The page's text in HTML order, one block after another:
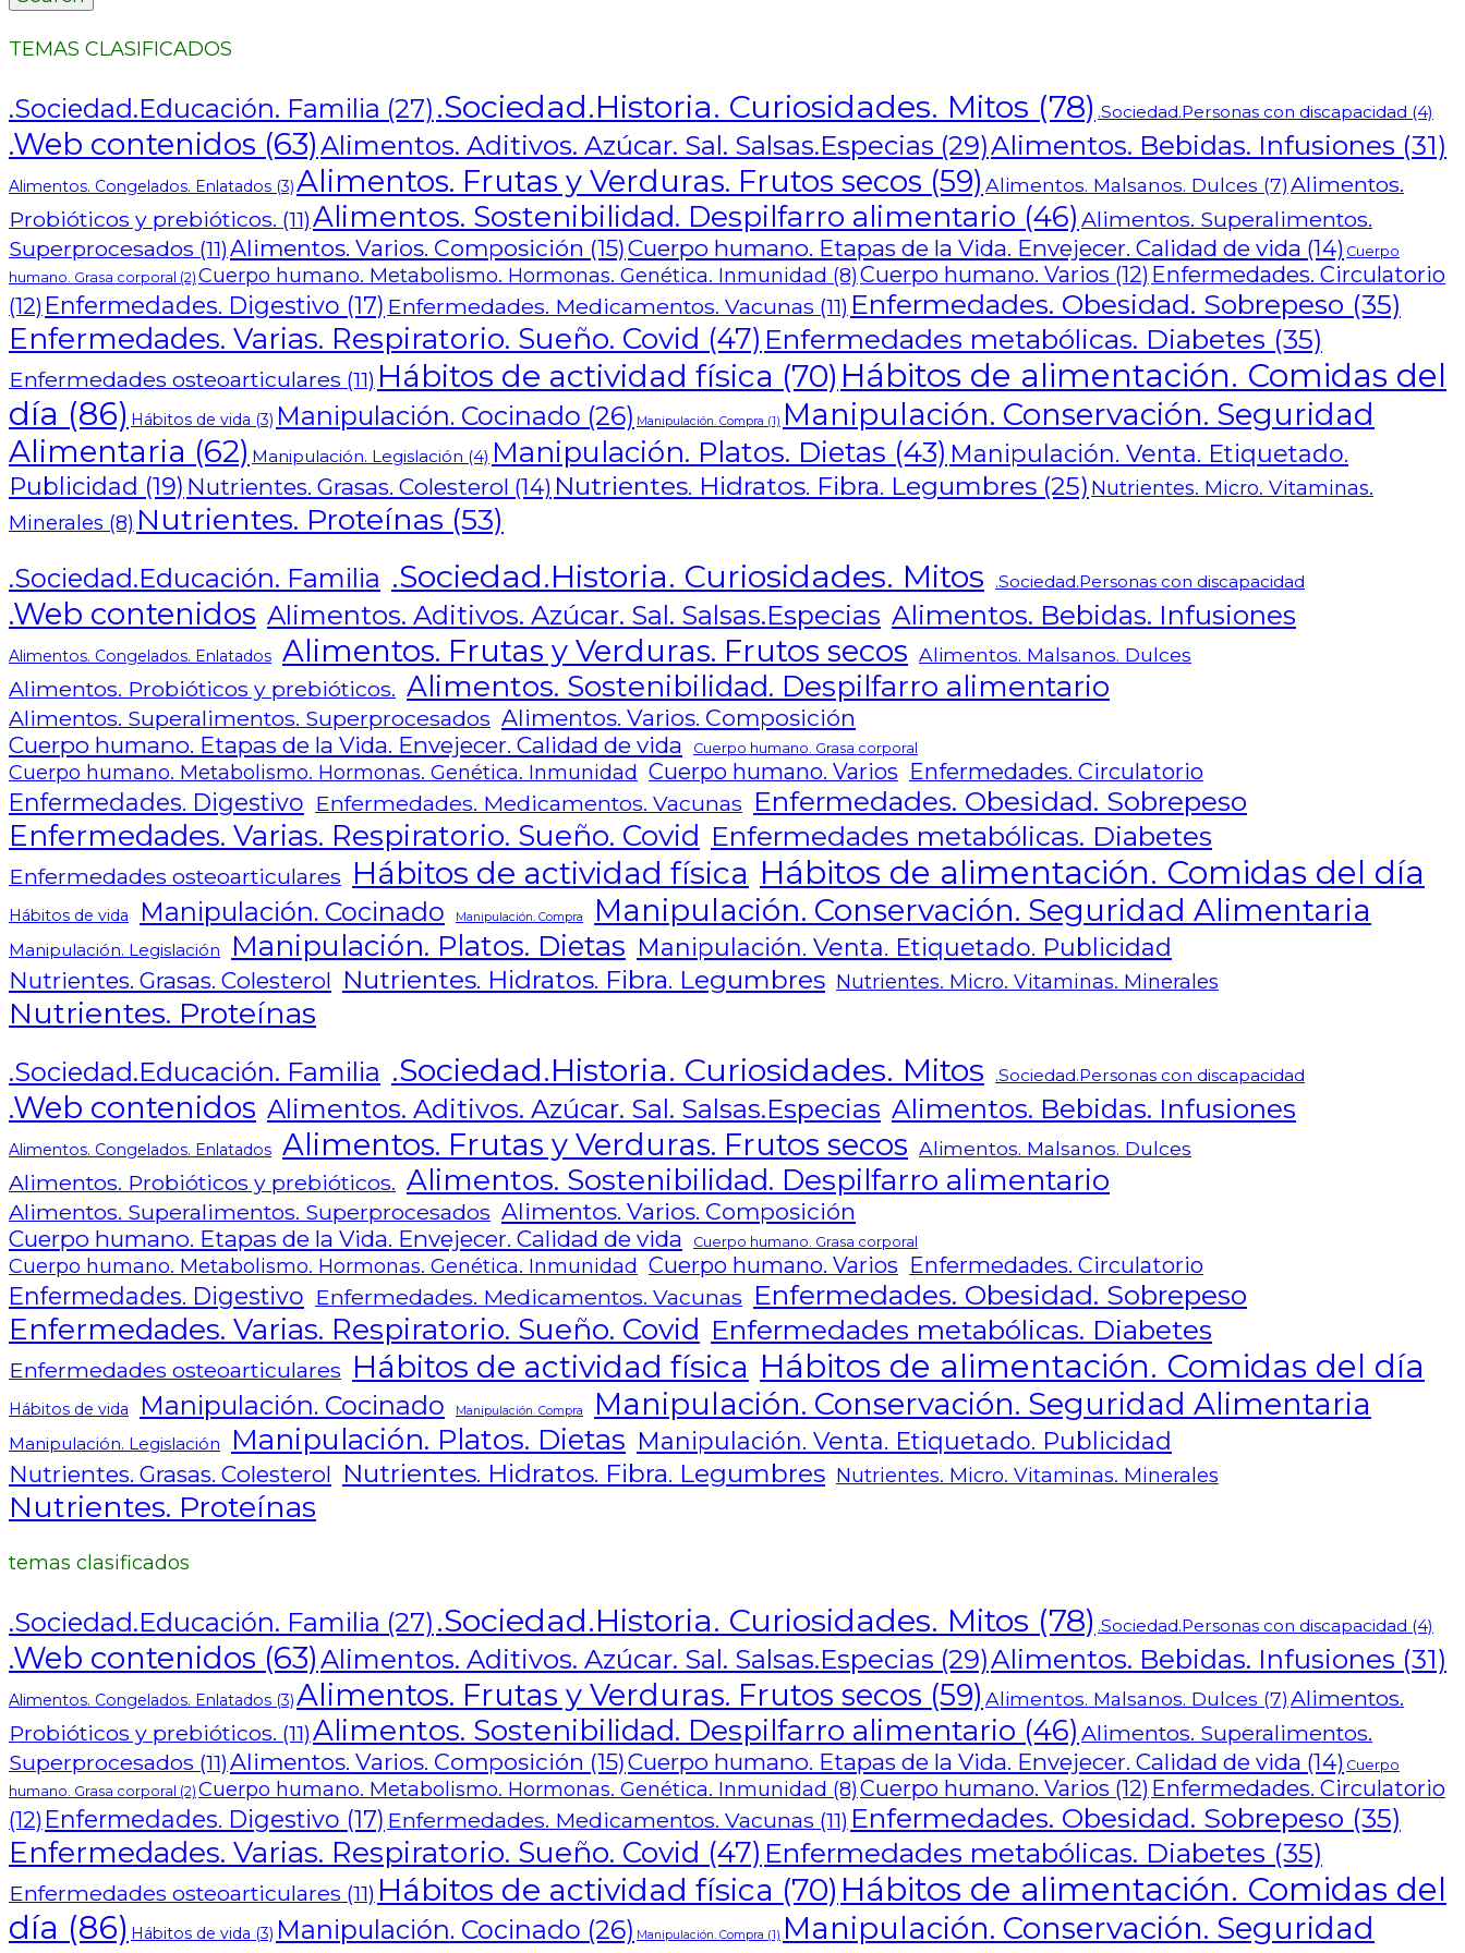
TEMAS CLASIFICADOS
.Sociedad.Educación. Familia (27) .Sociedad.Historia. Curiosidades. Mitos (78) .Sociedad.Personas con discapacidad (4)
.Web contenidos (63)Alimentos. Aditivos. Azúcar. Sal. Salsas.Especias (29)Alimentos. Bebidas. Infusiones (31)
Alimentos. Congelados. Enlatados (3)Alimentos. Frutas y Verduras. Frutos secos (59) Alimentos. Malsanos. Dulces (7)Alimentos.
Probióticos y prebióticos. (11)Alimentos. Sostenibilidad. Despilfarro alimentario (46) Alimentos. Superalimentos.
Superprocesados (11)Alimentos. Varios. Composición (15)Cuerpo humano. Etapas de la Vida. Envejecer. Calidad de vida (14) Cuerpo
humano. Grasa corporal (2) Cuerpo humano. Metabolismo. Hormonas. Genética. Inmunidad (8)Cuerpo humano. Varios (12) Enfermedades. Circulatorio
(12) Enfermedades. Digestivo (17) Enfermedades. Medicamentos. Vacunas (11) Enfermedades. Obesidad. Sobrepeso (35)
Enfermedades. Varias. Respiratorio. Sueño. Covid (47) Enfermedades metabólicas. Diabetes (35)
Enfermedades osteoarticulares (11) Hábitos de actividad física (70) Hábitos de alimentación. Comidas del
día (86) Hábitos de vida (3) Manipulación. Cocinado (26) Manipulación. Compra (1) Manipulación. Conservación. Seguridad
Alimentaria (62) Manipulación. Legislación (4) Manipulación. Platos. Dietas (43) Manipulación. Venta. Etiquetado.
Publicidad (19) Nutrientes. Grasas. Colesterol (14) Nutrientes. Hidratos. Fibra. Legumbres (25) Nutrientes. Micro. Vitaminas.
Minerales (8) Nutrientes. Proteínas (53)
.Sociedad.Educación. Familia .Sociedad.Historia. Curiosidades. Mitos .Sociedad.Personas con discapacidad
.Web contenidos Alimentos. Aditivos. Azúcar. Sal. Salsas.Especias Alimentos. Bebidas. Infusiones
Alimentos. Congelados. Enlatados Alimentos. Frutas y Verduras. Frutos secos Alimentos. Malsanos. Dulces
Alimentos. Probióticos y prebióticos. Alimentos. Sostenibilidad. Despilfarro alimentario
Alimentos. Superalimentos. Superprocesados Alimentos. Varios. Composición
Cuerpo humano. Etapas de la Vida. Envejecer. Calidad de vida
Cuerpo humano. Grasa corporal
Cuerpo humano. Metabolismo. Hormonas. Genética. Inmunidad Cuerpo humano. Varios Enfermedades. Circulatorio
Enfermedades. Digestivo Enfermedades. Medicamentos. Vacunas Enfermedades. Obesidad. Sobrepeso
Enfermedades. Varias. Respiratorio. Sueño. Covid Enfermedades metabólicas. Diabetes
Enfermedades osteoarticulares Hábitos de actividad física Hábitos de alimentación. Comidas del día
Hábitos de vida Manipulación. Cocinado Manipulación. Compra Manipulación. Conservación. Seguridad Alimentaria
Manipulación. Legislación Manipulación. Platos. Dietas Manipulación. Venta. Etiquetado. Publicidad
Nutrientes. Grasas. Colesterol Nutrientes. Hidratos. Fibra. Legumbres Nutrientes. Micro. Vitaminas. Minerales
Nutrientes. Proteínas
.Sociedad.Educación. Familia .Sociedad.Historia. Curiosidades. Mitos .Sociedad.Personas con discapacidad
.Web contenidos Alimentos. Aditivos. Azúcar. Sal. Salsas.Especias Alimentos. Bebidas. Infusiones
Alimentos. Congelados. Enlatados Alimentos. Frutas y Verduras. Frutos secos Alimentos. Malsanos. Dulces
Alimentos. Probióticos y prebióticos. Alimentos. Sostenibilidad. Despilfarro alimentario
Alimentos. Superalimentos. Superprocesados Alimentos. Varios. Composición
Cuerpo humano. Etapas de la Vida. Envejecer. Calidad de vida
Cuerpo humano. Grasa corporal
Cuerpo humano. Metabolismo. Hormonas. Genética. Inmunidad Cuerpo humano. Varios Enfermedades. Circulatorio
Enfermedades. Digestivo Enfermedades. Medicamentos. Vacunas Enfermedades. Obesidad. Sobrepeso
Enfermedades. Varias. Respiratorio. Sueño. Covid Enfermedades metabólicas. Diabetes
Enfermedades osteoarticulares Hábitos de actividad física Hábitos de alimentación. Comidas del día
Hábitos de vida Manipulación. Cocinado Manipulación. Compra Manipulación. Conservación. Seguridad Alimentaria
Manipulación. Legislación Manipulación. Platos. Dietas Manipulación. Venta. Etiquetado. Publicidad
Nutrientes. Grasas. Colesterol Nutrientes. Hidratos. Fibra. Legumbres Nutrientes. Micro. Vitaminas. Minerales
Nutrientes. Proteínas
temas clasificados
.Sociedad.Educación. Familia (27) .Sociedad.Historia. Curiosidades. Mitos (78) .Sociedad.Personas con discapacidad (4)
.Web contenidos (63)Alimentos. Aditivos. Azúcar. Sal. Salsas.Especias (29)Alimentos. Bebidas. Infusiones (31)
Alimentos. Congelados. Enlatados (3)Alimentos. Frutas y Verduras. Frutos secos (59) Alimentos. Malsanos. Dulces (7)Alimentos.
Probióticos y prebióticos. (11)Alimentos. Sostenibilidad. Despilfarro alimentario (46) Alimentos. Superalimentos.
Superprocesados (11)Alimentos. Varios. Composición (15)Cuerpo humano. Etapas de la Vida. Envejecer. Calidad de vida (14) Cuerpo
humano. Grasa corporal (2) Cuerpo humano. Metabolismo. Hormonas. Genética. Inmunidad (8)Cuerpo humano. Varios (12) Enfermedades. Circulatorio
(12) Enfermedades. Digestivo (17) Enfermedades. Medicamentos. Vacunas (11) Enfermedades. Obesidad. Sobrepeso (35)
Enfermedades. Varias. Respiratorio. Sueño. Covid (47) Enfermedades metabólicas. Diabetes (35)
Enfermedades osteoarticulares (11) Hábitos de actividad física (70) Hábitos de alimentación. Comidas del
día (86) Hábitos de vida (3) Manipulación. Cocinado (26) Manipulación. Compra (1) Manipulación. Conservación. Seguridad